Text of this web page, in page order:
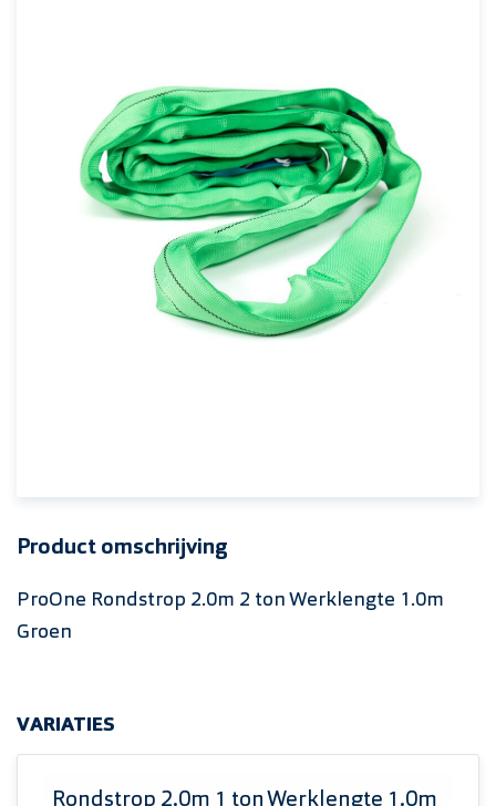
Product omschrijving
ProOne Rondstrop 2.0m 2 ton Werklengte 1.0m
Groen
VARIATIES
Rondstrop 2.0m 1 ton Werklengte 1.0m